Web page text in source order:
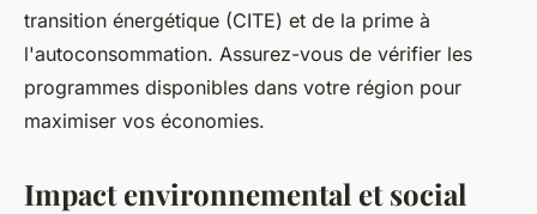
transition énergétique (CITE) et de la prime à
l'autoconsommation. Assurez-vous de vérifier les
programmes disponibles dans votre région pour
maximiser vos économies.
Impact environnemental et social